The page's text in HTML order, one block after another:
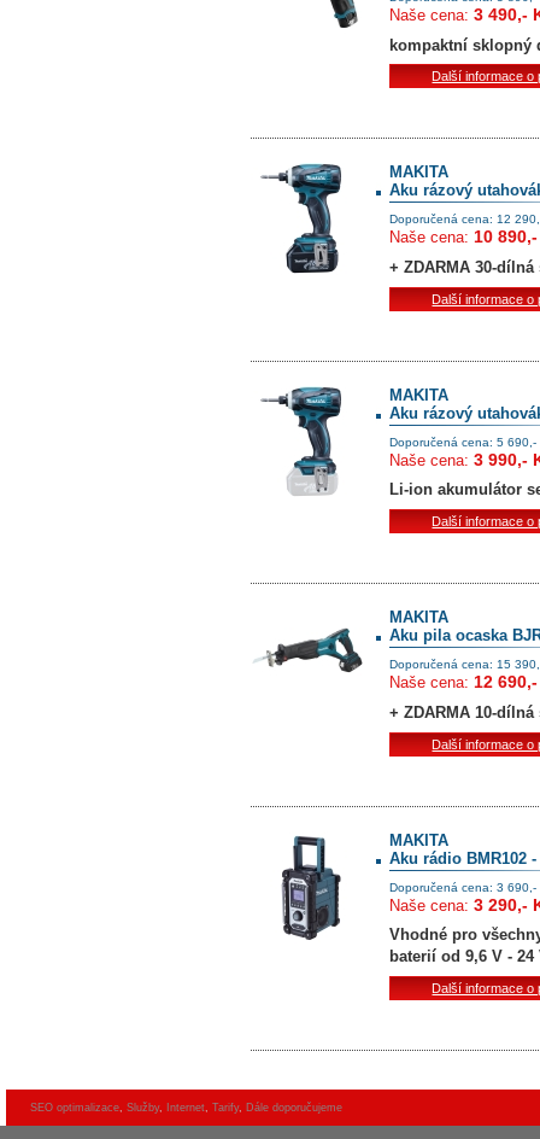
Naše cena: 3 490,-
kompaktní sklopný
Další informace o
MAKITA
Aku rázový
Doporučená cena: 12
Naše cena: 10
+ ZDARMA 30-
Další informace o
MAKITA
Aku rázový
Doporučená cena: 5 690,-
Naše cena: 3 990,-
Li-ion akumulátor
Další informace o
MAKITA
Aku pila ocaska
Doporučená cena: 15
Naše cena: 12
+ ZDARMA 10-
Další informace o
MAKITA
Aku rádio BMR102
Doporučená cena: 3 690,-
Naše cena: 3 290,-
Vhodné pro
baterií od 9,6 V - 24
Další informace o
SEO optimalizace, Služby, Internet, Tarify, Dále doporučujeme